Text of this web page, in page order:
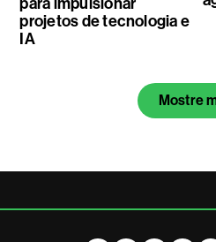
para impulsionar
projetos de tecnologia e
IA
Mostre